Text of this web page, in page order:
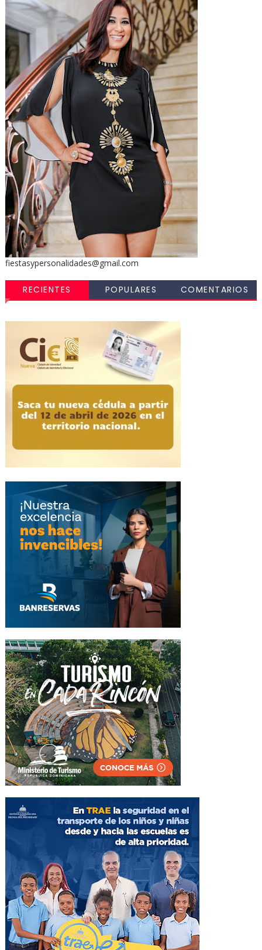
fiestasypersonalidades@gmail.com
RECIENTES POPULARES COMENTARIOS